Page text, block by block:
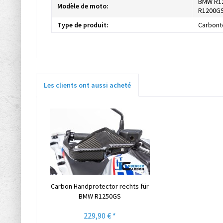
Modèle de moto:
Type de produit:
Les clients ont aussi acheté
Carbon Handprotector rechts für
BMW R1250GS
229,90 € *